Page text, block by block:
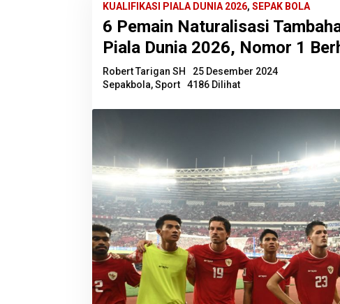
KUALIFIKASI PIALA DUNIA 2026, SEPAK BOLA
6 Pemain Naturalisasi
Piala Dunia 2026, Nomor 1
Robert Tarigan SH
25 Desember 2024
Sepakbola,Sport 4186 Dilihat